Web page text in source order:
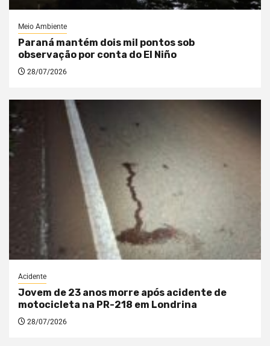
Meio Ambiente
Paraná mantém dois mil pontos sob
observação por conta do El Niño
28/07/2026
Acidente
Jovem de 23 anos morre após acidente de
motocicleta na PR-218 em Londrina
28/07/2026